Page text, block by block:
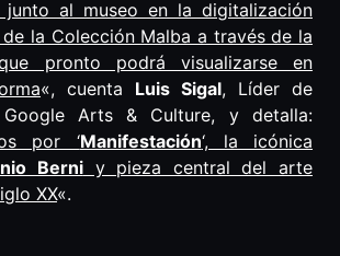
junto al museo en la digitalización
la Colección Malba a través de la
pronto podrá visualizarse en
«, cuenta Luis Sigal, Líder de
Google Arts & Culture, y detalla:
por ‘Manifestación‘, la icónica
Berniy pieza central del arte
XX«.